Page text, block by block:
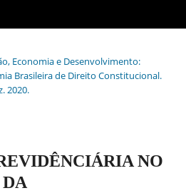
Economia e Desenvolvimento:
Brasileira de Direito Constitucional.
2020.
NO